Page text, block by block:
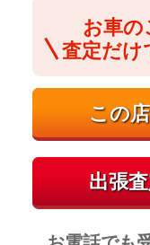
お車の
査定だけ